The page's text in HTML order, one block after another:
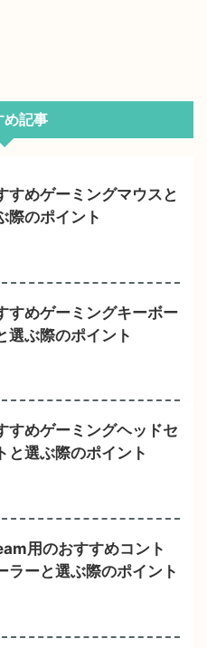
め記事
すめゲーミングマウスと
際のポイント
すめゲーミングキーボー
選ぶ際のポイント
すめゲーミングヘッドセ
と選ぶ際のポイント
用のおすすめコント
ラーと選ぶ際のポイント